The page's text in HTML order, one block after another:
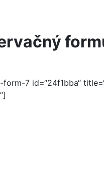
7 id=“24f1bba“